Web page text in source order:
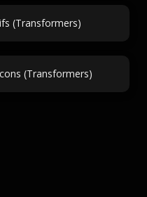
(Transformers)
(Transformers)